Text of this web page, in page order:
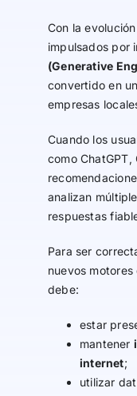
Con la
impulsados por
(Generative
convertido en
empresas
Cuando los
como
analizan
respuestas
Para ser
nuevos
debe:
estar
mantener
internet;
utilizar